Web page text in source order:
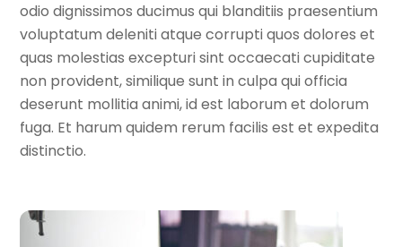
odio dignissimos ducimus qui blanditiis praesentium
voluptatum deleniti atque corrupti quos dolores et
quas molestias excepturi sint occaecati cupiditate
non provident, similique sunt in culpa qui officia
deserunt mollitia animi, id est laborum et dolorum
fuga. Et harum quidem rerum facilis est et expedita
distinctio.